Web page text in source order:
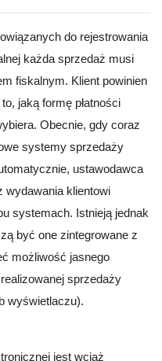
do rejestrowania
każda sprzedaż musi
fiskalnym. Klient powinien
jaką formę płatności
Obecnie, gdy coraz
systemy sprzedaży
ustawodawca
wydawania klientowi
systemach. Istnieją jednak
być one zintegrowane z
możliwość jasnego
sprzedaży
wyświetlaczu).
jest wciąż